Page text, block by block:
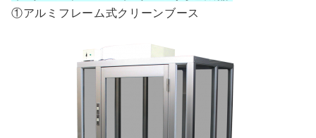
①アルミフレーム式クリーンブース